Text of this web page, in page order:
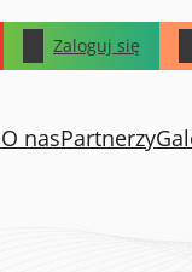
Zaloguj się
O nasPartnerzy